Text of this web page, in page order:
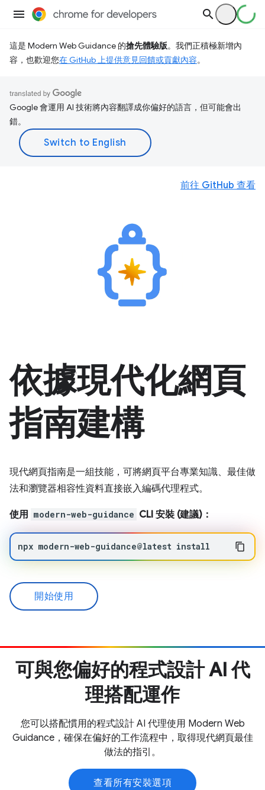
這是 Modern Web Guidance 的搶先體驗版。我們正積極新增內
容，也歡迎您在 GitHub 上提供意見回饋或貢獻內容。
Google 會運用 AI 技術將內容翻譯成你偏好的語言，但可能會出
錯。
依據現代化網頁
指南建構
現代網頁指南是一組技能，可將網頁平台專業知識、最佳做
法和瀏覽器相容性資料直接嵌入編碼代理程式。
使用 modern-web-guidance CLI 安裝 (建議)：
npx modern-web-guidance@latest install
開始使用
前往 GitHub 查看
可與您偏好的程式設計 AI 代
理搭配運作
您可以搭配慣用的程式設計 AI 代理使用 Modern Web
Guidance，確保在偏好的工作流程中，取得現代網頁最佳
做法的指引。
查看所有安裝選項